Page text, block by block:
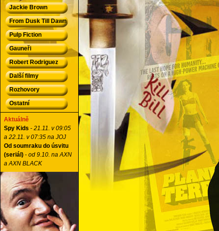
Jackie Brown
From Dusk Till Dawn
Pulp Fiction
Gauneři
Robert Rodriguez
Další filmy
Rozhovory
Ostatní
Aktuálně
Spy Kids - 21.11. v 09:05
a 22.11. v 07:35 na JOJ
Od soumraku do úsvitu
(seriál) - od 9.10. na AXN
a AXN BLACK